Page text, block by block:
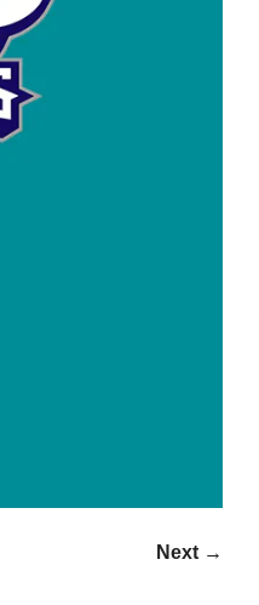
Next →